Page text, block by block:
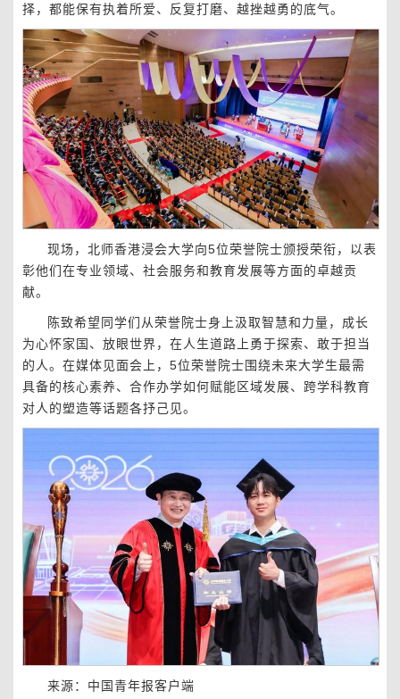
择，都能保有执着所爱、反复打磨、越挫越勇的底气。
现场，北师香港浸会大学向5位荣誉院士颁授荣衔，以表
彰他们在专业领域、社会服务和教育发展等方面的卓越贡
献。
陈致希望同学们从荣誉院士身上汲取智慧和力量，成长
为心怀家国、放眼世界，在人生道路上勇于探索、敢于担当
的人。在媒体见面会上，5位荣誉院士围绕未来大学生最需
具备的核心素养、合作办学如何赋能区域发展、跨学科教育
对人的塑造等话题各抒己见。
来源：中国青年报客户端